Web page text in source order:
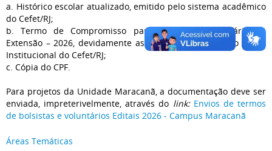
a. Histórico escolar atualizado, emitido pelo sistema acadêmico
do Cefet/RJ;
b. Termo de Compromisso para Estudante Voluntário de
Extensão – 2026, devidamente assinado e disponível no Portal
Institucional do Cefet/RJ;
c. Cópia do CPF.
Para projetos da Unidade Maracanã, a documentação deve ser
enviada, impreterivelmente, através do link: Envios de termos
de bolsistas e voluntários Editais 2026 - Campus Maracanã
Áreas Temáticas